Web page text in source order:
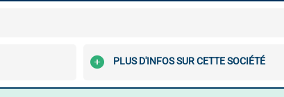
PLUS D'INFOS SUR CETTE SOCIÉTÉ